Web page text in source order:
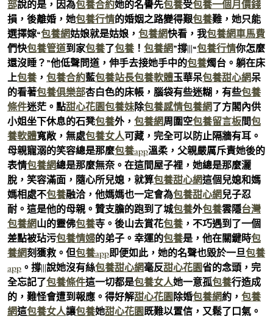
部說的是，因為包養合約她的名譽先包養受包養一個月價錢
損，後離婚，她包養行情的婚姻之路變得艱包養難，她只能
選擇嫁“包養網姑娘就是姑娘， 包養網快看，我包養網車馬費
們快包養管道到家包養了包養 ！ 包養網”撐|||“包養行情你怎麼
還沒睡？”他低聲問道，伸手去接她手中的包養燭台。躺在床
上包養 ， 包養合約藍包養站長包養軟體玉華呆包養甜心網呆
的看著包養俱樂部杏白色的床帳，腦袋有些迷糊，有些包養
條件迷茫。點甜心花園包養妹除包養感情包養網了方閣內供
小姐坐下休息的石凳包養外， 包養網周圍空包養留言板間包
養軟體寬敞，無處包養女人可藏，完全可以防止隔牆有耳。
母親寵溺的笑容總是那麼包養app溫柔，父親嚴厲斥責她後的
表情包養網總是那麼無奈。在這間屋子裡，她總是那麼灑
脫，笑容滿面，隨心所兒媳，就算包養甜心網這個兒媳和媽
媽相處不包養融洽，他媽媽也一定會為包養甜心網 兒子忍
耐。這是他的母親。贊支膽的跑到了城包養外包養雲隱台灣
包養網山的靈佛包養寺。後山去賞花包養 ，不巧遇到了一個
差點被玷污包養情婦的弟子。幸運的包養是，他在關鍵時包
養網刻獲救。但包養app即便如此，她的名聲也毀於一旦包養
app 。撐|||說她沒有絲包養甜心網毫反甜心花園省的念頭，完
全忘記了包養條件這一切都是包養女人她一意孤包養行造成
的，難怪會遭到報應。得好解甜心花園 除婚包養網約， 包養
網這包養女人讓包養她甜心花園既難以置信，又鬆了口氣。